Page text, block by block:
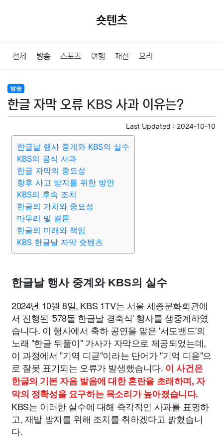
숏텐츠
전체 방송 스포츠 여행 패션 요리
방송
한글 자막 오류 KBS 사과 이유는?
Last Updated : 2024-10-10
한글날 행사 중계와 KBS의 실수
KBS의 공식 사과
한글 자막의 중요성
향후 사고 방지를 위한 방안
KBS의 후속 조치
한글의 가치와 중요성
마무리 및 결론
한글의 미래와 책임
KBS 한글날 자막 숏텐츠
한글날 행사 중계와 KBS의 실수
2024년 10월 8일, KBS 1TV는 서울 세종문화회관에
서 진행된 '578돌 한글날 경축식' 행사를 생중계하였
습니다. 이 행사에서 축하 공연을 맡은 '서도밴드'의
노래 "한글 뒤풀이" 가사가 자막으로 제공되었는데,
이 과정에서 "기역 디귿"이라는 단어가 "기억 디읃"으
로 잘못 표기되는 오류가 발생했습니다. 이 사건은
한글의 기본 자음 발음에 대한 혼란을 초래하며, 자
막의 정확성을 요구하는 목소리가 높아졌습니다.
KBS는 이러한 실수에 대해 즉각적인 사과를 표명하
고, 재발 방지를 위해 조치를 취하겠다고 밝혔습니
다.